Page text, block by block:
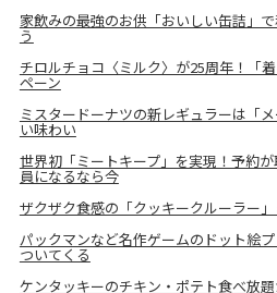
家飲みの最強のお供「おいしい缶詰」
う
チロルチョコ〈ミルク〉が25周年！「
ペーン
ミスタードーナツの新レギュラーは「
い味わい
世界初「ミートキープ」を実現！予約
員になるなら今
ザクザク食感の「クッキークルーラー
パックマンなど名作ゲームのドット絵
ついてくる
ケンタッキーのチキン・ポテト食べ放